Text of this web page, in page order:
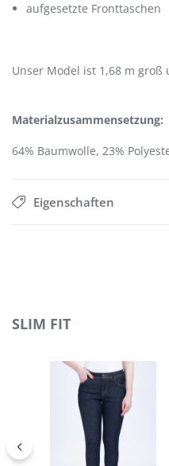
aufgesetzte Fronttaschen
Unser Model ist 1,68 m groß
Materialzusammensetzung:
64% Baumwolle, 23%
Eigenschaften
Produktgalerie überspringen
SLIM FIT